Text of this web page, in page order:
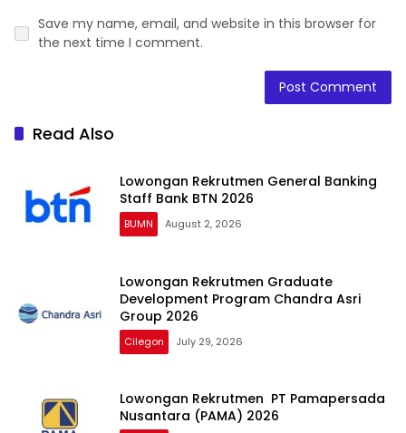
Save my name, email, and website in this browser for
the next time I comment.
Read Also
Lowongan Rekrutmen General Banking
Staff Bank BTN 2026
BUMN August 2, 2026
Lowongan Rekrutmen Graduate
Development Program Chandra Asri
Group 2026
Cilegon July 29, 2026
Lowongan Rekrutmen PT Pamapersada
Nusantara (PAMA) 2026